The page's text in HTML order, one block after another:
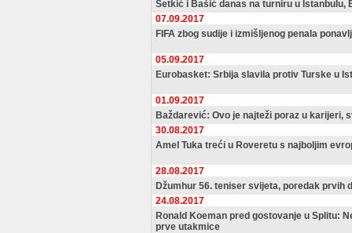
Šetkić i Bašić danas na turniru u Istanbulu,
07.09.2017
FIFA zbog sudije i izmišljenog penala
05.09.2017
Eurobasket: Srbija slavila protiv Turske u
01.09.2017
Baždarević: Ovo je najteži poraz u karijeri,
30.08.2017
Amel Tuka treći u Roveretu s najboljim
28.08.2017
Džumhur 56. teniser svijeta, poredak prvih
24.08.2017
Ronald Koeman pred gostovanje u Splitu:
prve utakmice